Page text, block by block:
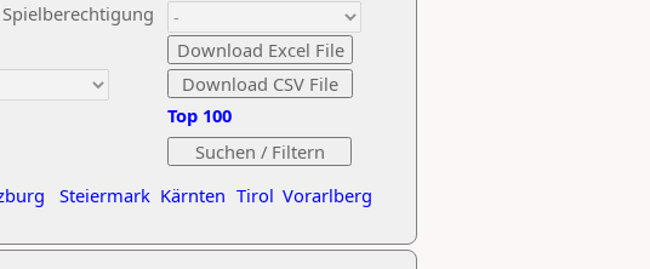
Spielberechtigung
Steiermark Kärnten Tirol Vorarlberg
Top 100